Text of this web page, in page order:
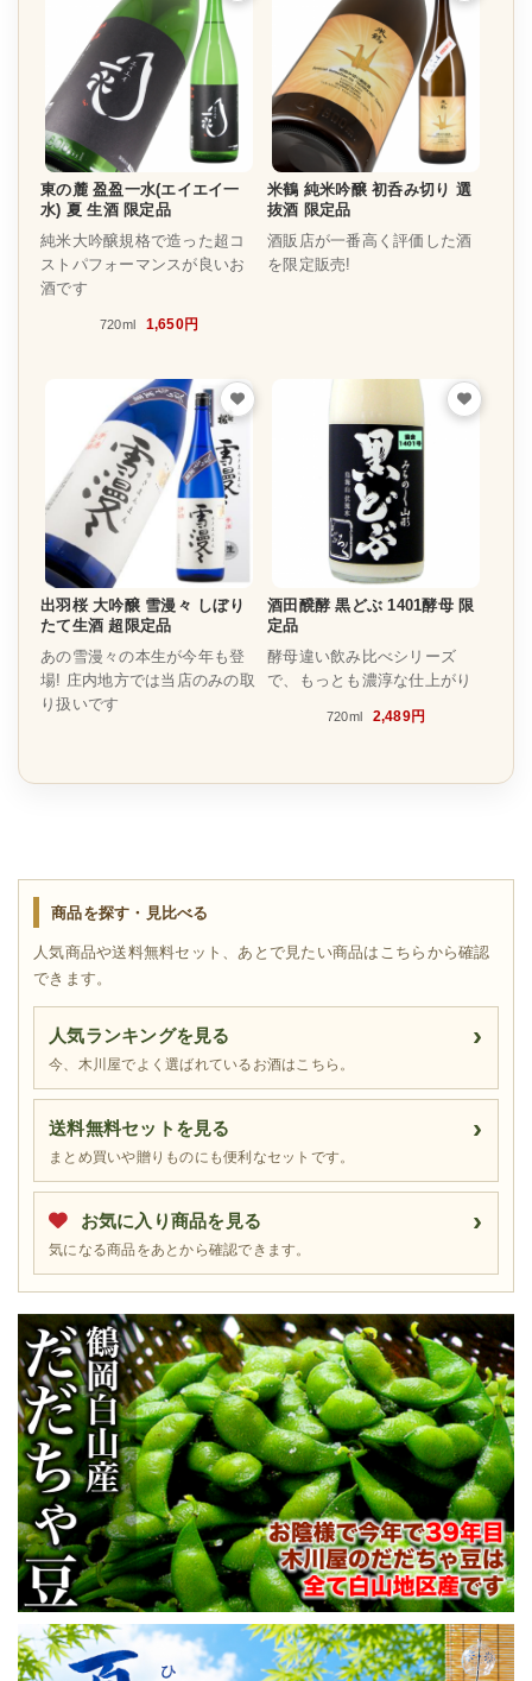
東の麓 盈盈一水(エイエイ一
水) 夏 生酒 限定品
純米大吟醸規格で造った超コ
ストパフォーマンスが良いお
酒です
720ml 1,650円
米鶴 純米吟醸 初呑み切り 選
抜酒 限定品
酒販店が一番高く評価した酒
を限定販売!
出羽桜 大吟醸 雪漫々 しぼり
たて生酒 超限定品
あの雪漫々の本生が今年も登
場! 庄内地方では当店のみの取
り扱いです
酒田醗酵 黒どぶ 1401酵母 限
定品
酵母違い飲み比べシリーズ
で、もっとも濃淳な仕上がり
720ml 2,489円
商品を探す・見比べる
人気商品や送料無料セット、あとで見たい商品はこちらから確認
できます。
人気ランキングを見る
今、木川屋でよく選ばれているお酒はこちら。
送料無料セットを見る
まとめ買いや贈りものにも便利なセットです。
お気に入り商品を見る
気になる商品をあとから確認できます。